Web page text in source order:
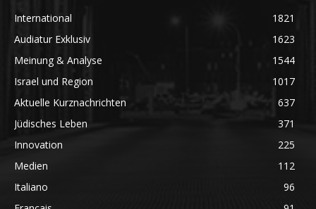
International
1821
Audiatur Exklusiv
1623
Meinung & Analyse
1544
Israel und Region
1017
Aktuelle Kurznachrichten
637
Jüdisches Leben
371
Innovation
225
Medien
112
Italiano
96